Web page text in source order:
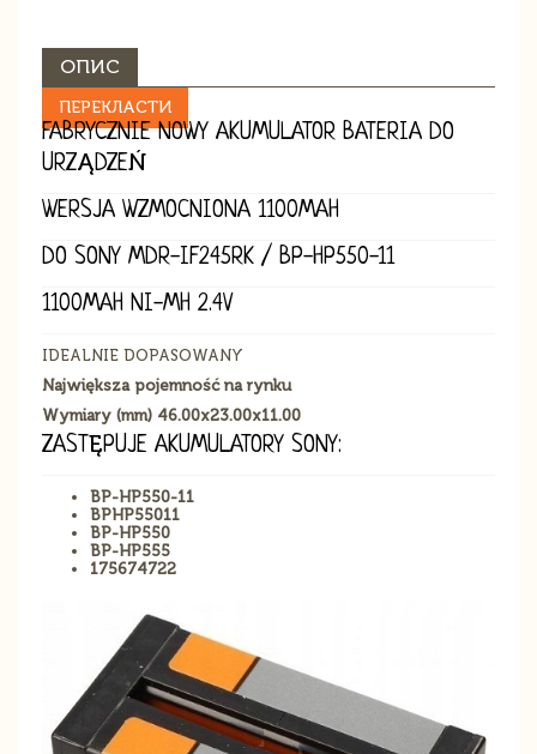
ОПИС
ПЕРЕКЛАСТИ
FABRYCZNIE NOWY AKUMULATOR BATERIA DO
URZĄDZEŃ
WERSJA WZMOCNIONA 1100MAH
DO SONY MDR-IF245RK / BP-HP550-11
1100MAH NI-MH 2.4V
IDEALNIE DOPASOWANY
Największa pojemność na rynku
Wymiary (mm) 46.00x23.00x11.00
ZASTĘPUJE AKUMULATORY SONY:
BP-HP550-11
BPHP55011
BP-HP550
BP-HP555
175674722